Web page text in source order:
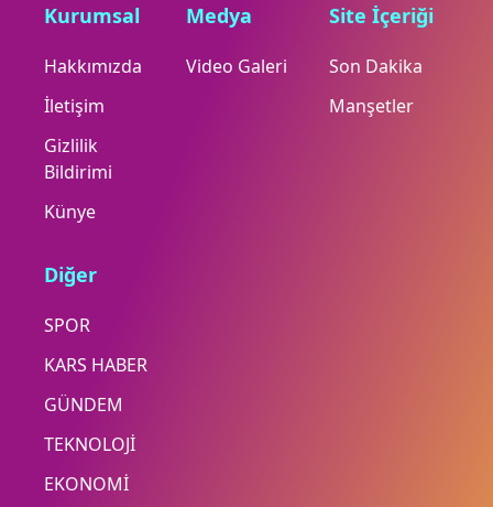
Kurumsal
Hakkımızda
İletişim
Gizlilik
Bildirimi
Künye
Medya
Video Galeri
Site İçeriği
Son Dakika
Manşetler
Diğer
SPOR
KARS HABER
GÜNDEM
TEKNOLOJİ
EKONOMİ